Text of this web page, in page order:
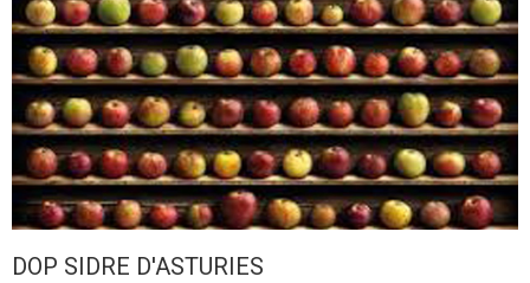
DOP SIDRE D'ASTURIES